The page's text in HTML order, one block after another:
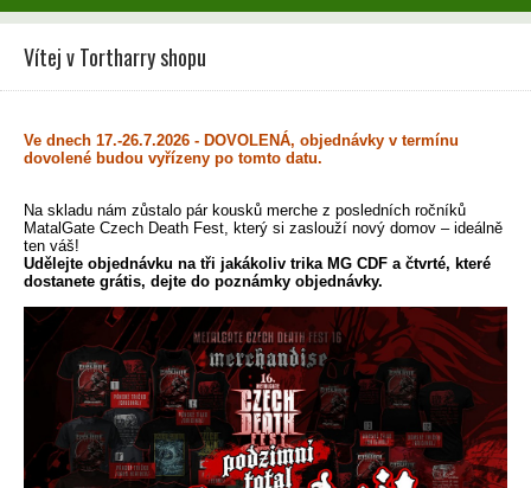
Vítej v Tortharry shopu
Ve dnech 17.-26.7.2026 - DOVOLENÁ, objednávky v termínu
dovolené budou vyřízeny po tomto datu.
Na skladu nám zůstalo pár kousků merche z posledních ročníků
MatalGate Czech Death Fest, který si zaslouží nový domov – ideálně
ten váš!
Udělejte objednávku na tři jakákoliv trika MG CDF a čtvrté, které
dostanete grátis, dejte do poznámky objednávky.